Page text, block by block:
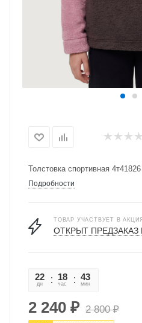
Толстовка спортивная
Подробности
ТОВАР УЧАСТВУЕТ В
ОТКРЫТ ПРЕДЗАКАЗ
22
дн
18
час
43
мин
2 240 ₽ 2 800₽